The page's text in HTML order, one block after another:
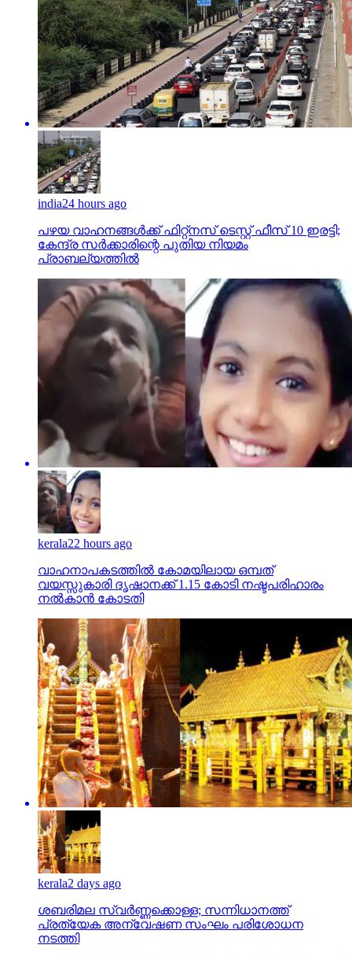
india24 hours ago
പഴയ വാഹനങ്ങള്‍ക്ക് ഫിറ്റ്‌നസ് ടെസ്റ്റ് ഫീസ് 10 ഇരട്ടി;
കേന്ദ്ര സര്‍ക്കാരിന്റെ പുതിയ നിയമം
പ്രാബല്യത്തില്‍
kerala22 hours ago
വാഹനാപകടത്തില്‍ കോമയിലായ ഒമ്പത്
വയസ്സുകാരി ദൃഷാനക്ക് 1.15 കോടി നഷ്ടപരിഹാരം
നല്‍കാന്‍ കോടതി
kerala2 days ago
ശബരിമല സ്വര്‍ണ്ണക്കൊള്ള; സന്നിധാനത്ത്
പ്രത്യേക അന്വേഷണ സംഘം പരിശോധന
നടത്തി